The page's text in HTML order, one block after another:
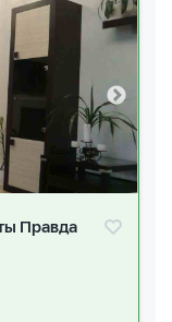
Правда